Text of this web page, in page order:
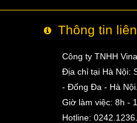
Thông tin
Công ty TNHH
Địa chỉ tại Hà Nội:
- Đống Đa - Hà Nội.
Giờ làm việc: 8h -
Hotline: